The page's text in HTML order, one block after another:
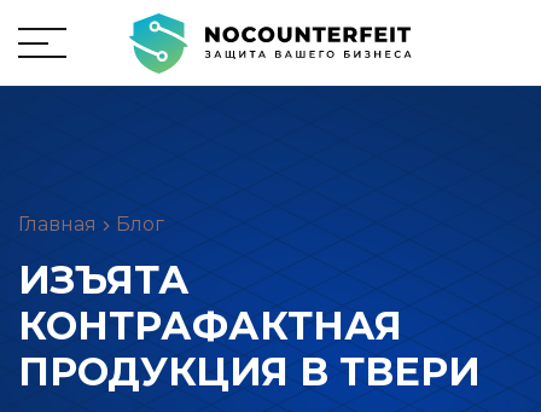
Главная Блог
ИЗЪЯТА
КОНТРАФАКТНАЯ
ПРОДУКЦИЯ В ТВЕРИ